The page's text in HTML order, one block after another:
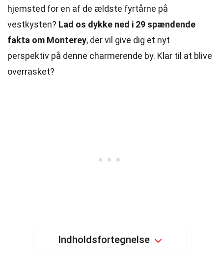
hjemsted for en af de ældste fyrtårne på
vestkysten? Lad os dykke ned i 29 spændende
fakta om Monterey, der vil give dig et nyt
perspektiv på denne charmerende by. Klar til at blive
overrasket?
Indholdsfortegnelse